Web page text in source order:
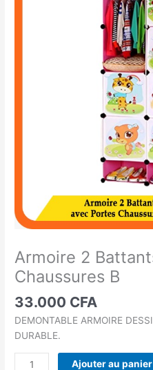
Armoire 2
Chaussures B
33.000 CFA
DEMONTABLE ARMOIRE
DURABLE.
Ajouter au panier